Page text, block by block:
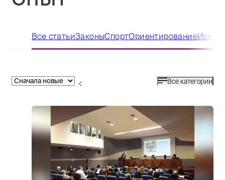
Все статьиЗаконыСпортОриентирование
Все категории